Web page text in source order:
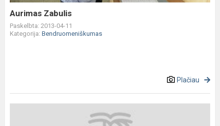
Aurimas Zabulis
Paskelbta: 2013-04-11
Kategorija: Bendruomeniškumas
Plačiau